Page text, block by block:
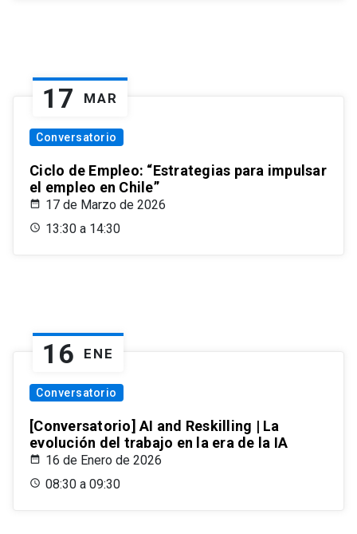
17 MAR
Conversatorio
Ciclo de Empleo: “Estrategias para impulsar
el empleo en Chile”
17 de Marzo de 2026
13:30 a 14:30
16 ENE
Conversatorio
[Conversatorio] AI and Reskilling | La
evolución del trabajo en la era de la IA
16 de Enero de 2026
08:30 a 09:30